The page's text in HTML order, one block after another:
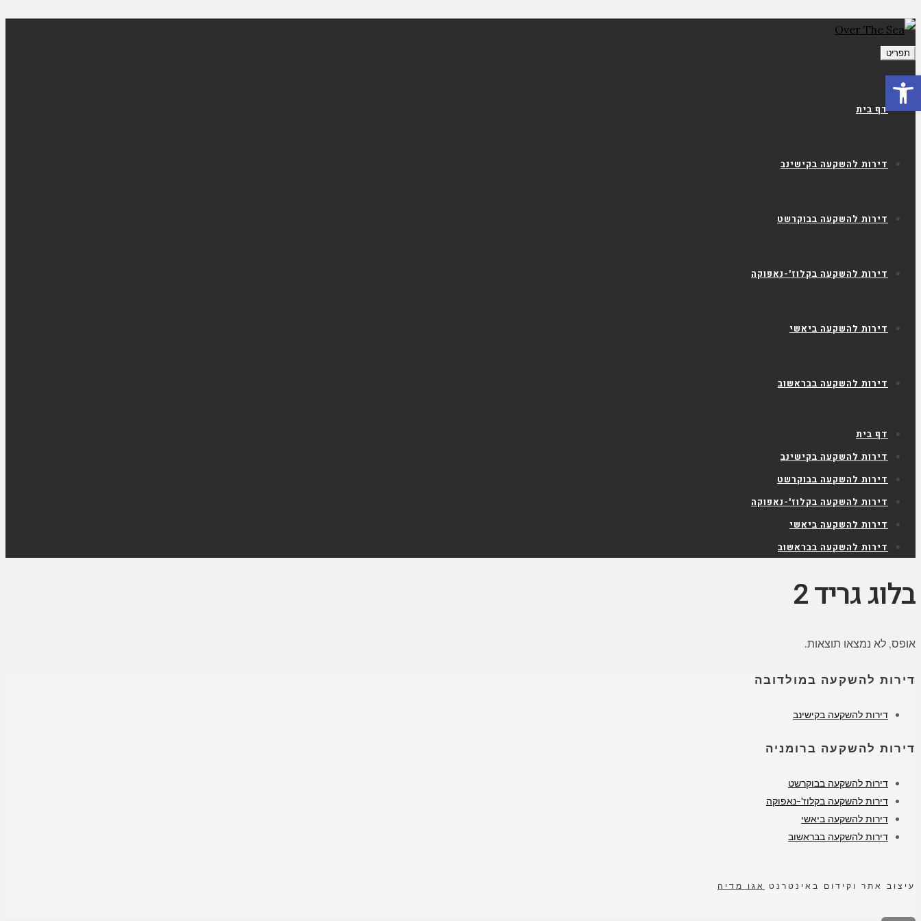
תפריט
דף בית
דירות להשקעה בקישינב
דירות להשקעה בבוקרשט
דירות להשקעה בקלוז'-נאפוקה
דירות להשקעה ביאשי
דירות להשקעה בבראשוב
דף בית
דירות להשקעה בקישינב
דירות להשקעה בבוקרשט
דירות להשקעה בקלוז'-נאפוקה
דירות להשקעה ביאשי
דירות להשקעה בבראשוב
בלוג גריד 2
אופס, לא נמצאו תוצאות.
דירות להשקעה במולדובה
דירות להשקעה בקישינב
דירות להשקעה ברומניה
דירות להשקעה בבוקרשט
דירות להשקעה בקלוז'-נאפוקה
דירות להשקעה ביאשי
דירות להשקעה בבראשוב
עיצוב אתר וקידום באינטרנט אגו מדיה
פתח סרגל נגישות